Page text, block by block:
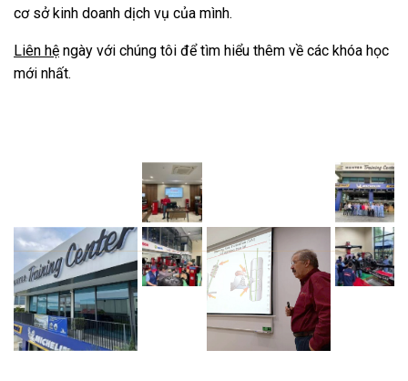
cơ sở kinh doanh dịch vụ của mình.
Liên hệ ngày với chúng tôi để tìm hiểu thêm về các khóa học
mới nhất.